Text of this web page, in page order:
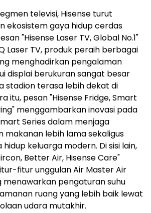
televisi, Hisense turut
ekosistem gaya hidup cerdas
"Hisense Laser TV, Global No.1"
Laser TV, produk peraih berbagai
menghadirkan pengalaman
displai berukuran sangat besar
stadion terasa lebih dekat di
itu, pesan "Hisense Fridge, Smart
menggambarkan inovasi pada
Series dalam menjaga
makanan lebih lama sekaligus
keluarga modern. Di sisi lain,
Better Air, Hisense Care"
fitur unggulan Air Master Air
menawarkan pengaturan suhu
ruang yang lebih baik lewat
udara mutakhir.